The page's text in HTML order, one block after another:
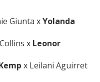
Giunta xYolanda
x Leonor
x Leilani Aguirret